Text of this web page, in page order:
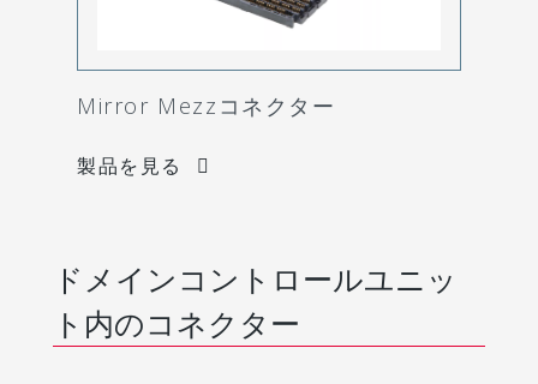
Mirror Mezzコネクター
製品を見る
ドメインコントロールユニッ
ト内のコネクター